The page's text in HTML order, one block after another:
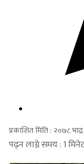
प्रकाशित मिति : २०७८
पढ्न लाग्ने समय : 1